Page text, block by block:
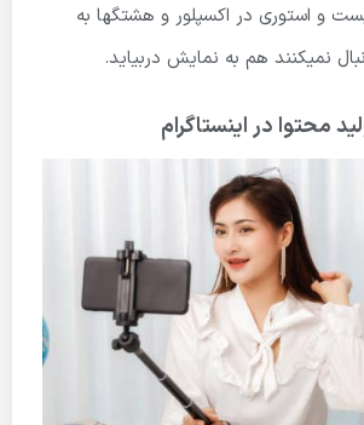
و استوری در اکسپلور و هشتگ­ها به
نمیکنند هم به نمایش دربیاید.
محتوا در اینستاگرام